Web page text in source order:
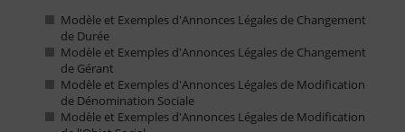
Modèle et Exemples d'Annonces Légales de Changement
de Durée
Modèle et Exemples d'Annonces Légales de Changement
de Gérant
Modèle et Exemples d'Annonces Légales de Modification
de Dénomination Sociale
Modèle et Exemples d'Annonces Légales de Modification